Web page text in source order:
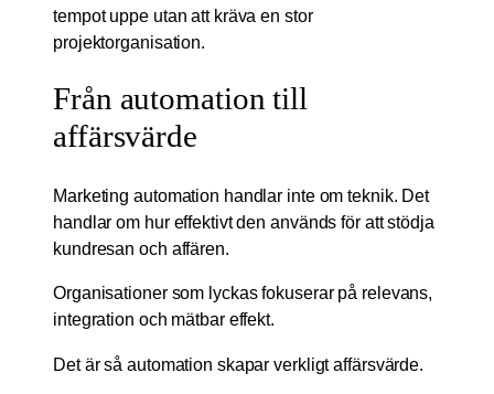
tempot uppe utan att kräva en stor
projektorganisation.
Från automation till
affärsvärde
Marketing automation handlar inte om teknik. Det
handlar om hur effektivt den används för att stödja
kundresan och affären.
Organisationer som lyckas fokuserar på relevans,
integration och mätbar effekt.
Det är så automation skapar verkligt affärsvärde.